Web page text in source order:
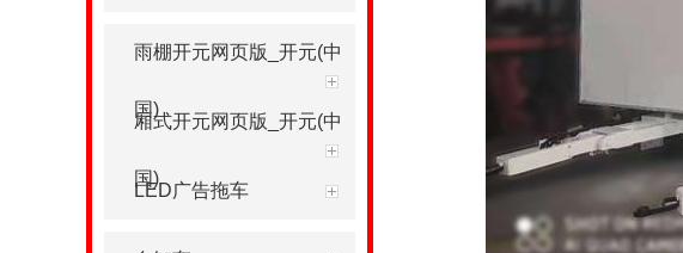
雨棚开元网页版_开元(中
国)
厢式开元网页版_开元(中
国)
LED广告拖车